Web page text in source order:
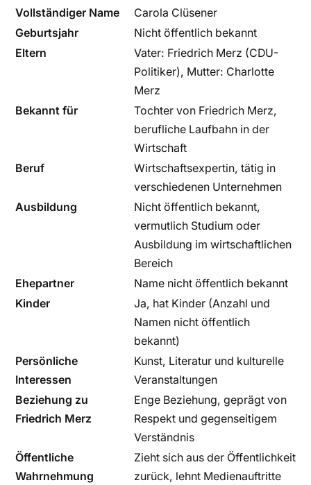
Vollständiger Name
Carola Clüsener
Geburtsjahr
Nicht öffentlich bekannt
Eltern
Vater: Friedrich Merz (CDU-
Politiker), Mutter: Charlotte
Merz
Bekannt für
Tochter von Friedrich Merz,
berufliche Laufbahn in der
Wirtschaft
Beruf
Wirtschaftsexpertin, tätig in
verschiedenen Unternehmen
Ausbildung
Nicht öffentlich bekannt,
vermutlich Studium oder
Ausbildung im wirtschaftlichen
Bereich
Ehepartner
Name nicht öffentlich bekannt
Kinder
Ja, hat Kinder (Anzahl und
Namen nicht öffentlich
bekannt)
Persönliche
Interessen
Kunst, Literatur und kulturelle
Veranstaltungen
Beziehung zu
Friedrich Merz
Enge Beziehung, geprägt von
Respekt und gegenseitigem
Verständnis
Öffentliche
Wahrnehmung
Zieht sich aus der Öffentlichkeit
zurück, lehnt Medienauftritte